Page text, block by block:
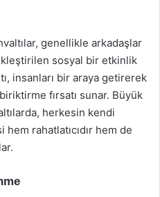
genellikle arkadaşlar
sosyal bir etkinlik
insanları bir araya getirerek
fırsatı sunar. Büyük
herkesin kendi
rahatlatıcıdır hem de